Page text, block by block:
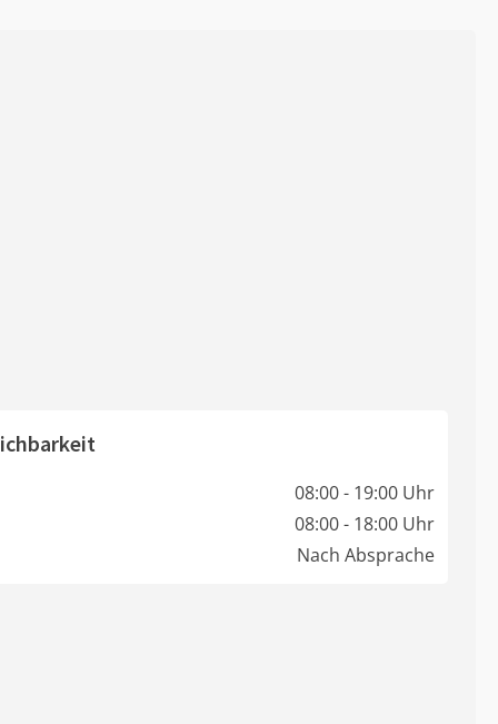
08:00 - 19:00 Uhr
08:00 - 18:00 Uhr
Nach Absprache